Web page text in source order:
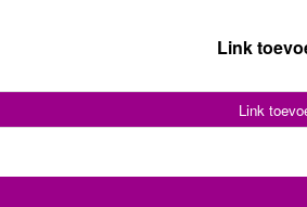
Link
Link